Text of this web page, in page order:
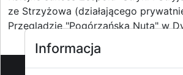
ze Strzyżowa (działającego
Przeglądzie "Pogórzańska Nuta" w
Informacja